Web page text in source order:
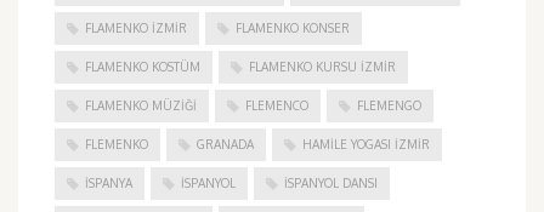
FLAMENKO IZMIR FLAMENKO KONSER
FLAMENKO KOSTÜM FLAMENKO KURSU İZMIR
FLAMENKO MÜZIĞI FLEMENCO FLEMENGO
FLEMENKO GRANADA HAMILE YOGASI İZMIR
ISPANYA İSPANYOL İSPANYOL DANSI